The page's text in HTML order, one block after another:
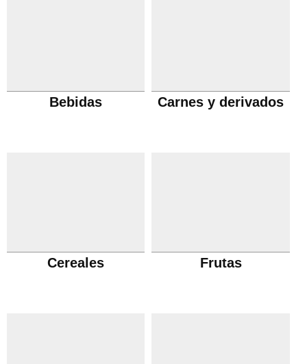
Bebidas Carnes y derivados
Cereales Frutas